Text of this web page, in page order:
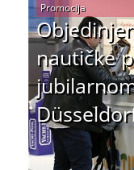
nautičke
Promocija